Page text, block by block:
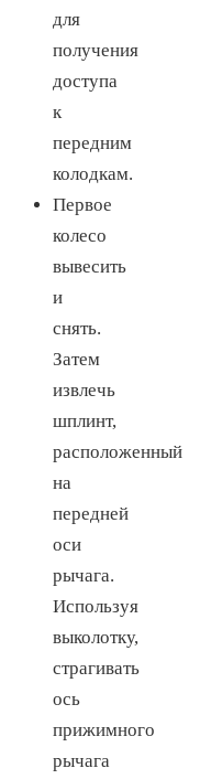
для
получения
доступа
к
передним
колодкам.
Первое
колесо
вывесить
и
снять.
Затем
извлечь
шплинт,
расположенный
на
передней
оси
рычага.
Используя
выколотку,
страгивать
ось
прижимного
рычага